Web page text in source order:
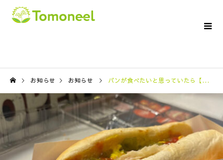
お知らせ お知らせ パンが食べたいと思っていたら【亀山市・鈴鹿市の訪問介護ならTomoneelへ】